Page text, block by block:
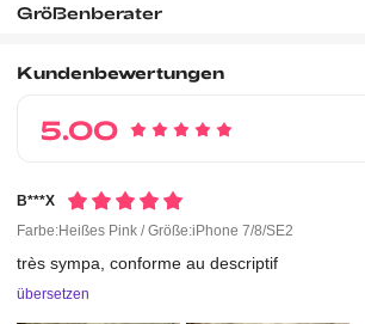
Größenberater
Kundenbewertungen
5.00
B***x
Farbe:Heißes Pink / Größe:iPhone 7/8/SE2
trèssympa,conformeaudescriptif
übersetzen